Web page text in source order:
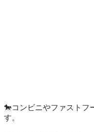
🐎コンビニやファストフ
す。